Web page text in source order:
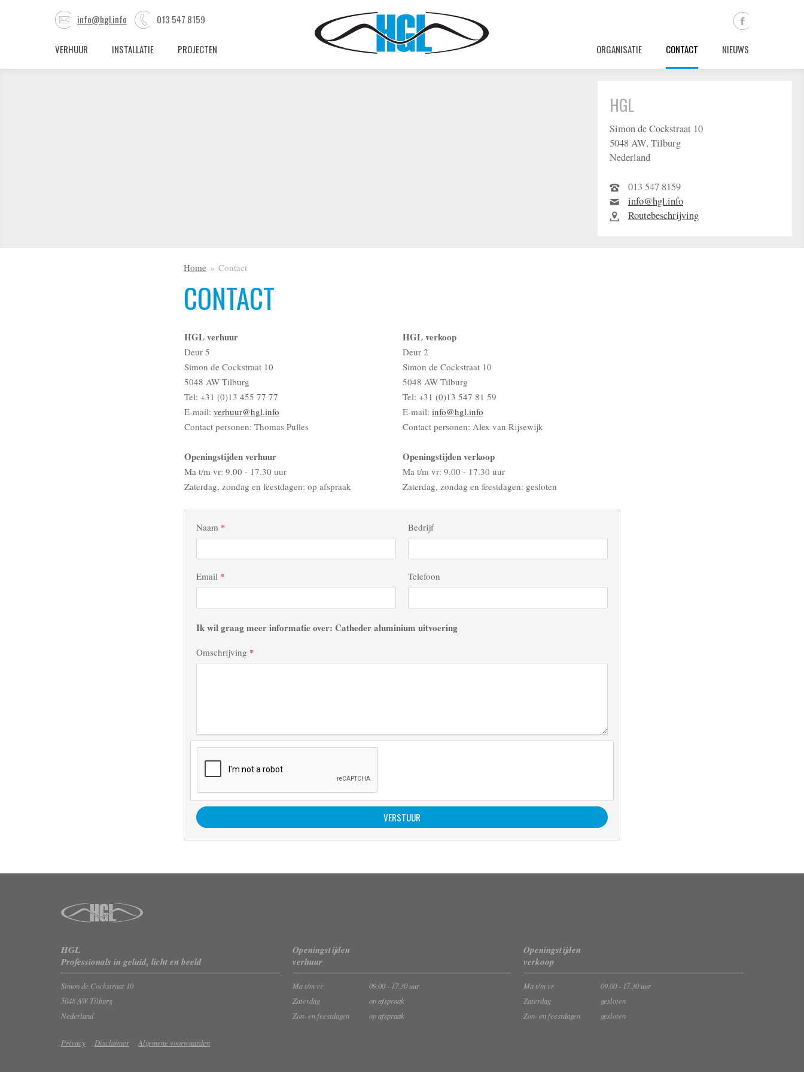
info@hgl.info 013 547 8159
VERHUUR INSTALLATIE PROJECTEN ORGANISATIE CONTACT NIEUWS
HGL
Simon de Cockstraat 10
5048 AW, Tilburg
Nederland
013 547 8159
info@hgl.info
Routebeschrijving
Home Contact
CONTACT
HGL verhuur
Deur 5
Simon de Cockstraat 10
5048 AW Tilburg
Tel: +31 (0)13 455 77 77
E-mail: verhuur@hgl.info
Contact personen: Thomas Pulles
Openingstijden verhuur
Ma t/m vr: 9.00 - 17.30 uur
Zaterdag, zondag en feestdagen: op afspraak
HGL verkoop
Deur 2
Simon de Cockstraat 10
5048 AW Tilburg
Tel: +31 (0)13 547 81 59
E-mail: info@hgl.info
Contact personen: Alex van Rijsewijk
Openingstijden verkoop
Ma t/m vr: 9.00 - 17.30 uur
Zaterdag, zondag en feestdagen: gesloten
Naam * Bedrijf
Email * Telefoon
Ik wil graag meer informatie over: Catheder aluminium uitvoering
Omschrijving *
HGL
Professionals in geluid, licht en beeld
Simon de Cockstraat 10
5048 AW Tilburg
Nederland
Openingstijden
verhuur
Ma t/m vr
09.00 - 17.30 uur
Zaterdag
op afspraak
Zon- en feestdagen
op afspraak
Openingstijden
verkoop
Ma t/m vr
09.00 - 17.30 uur
Zaterdag
gesloten
Zon- en feestdagen
gesloten
Privacy Disclaimer Algemene voorwaarden